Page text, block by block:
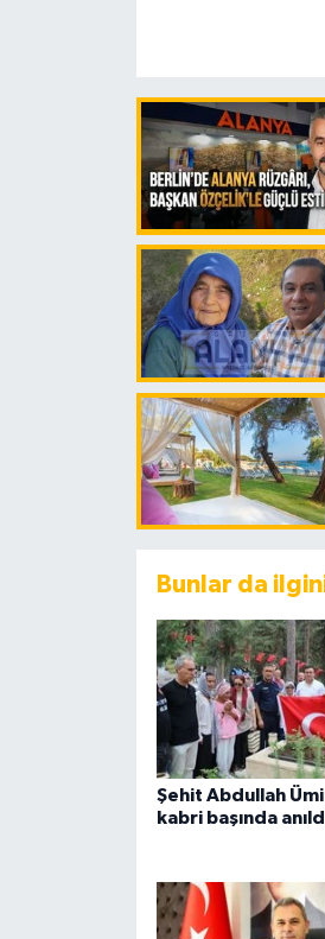
Bunlar da
Şehit Abdullah
kabri başında